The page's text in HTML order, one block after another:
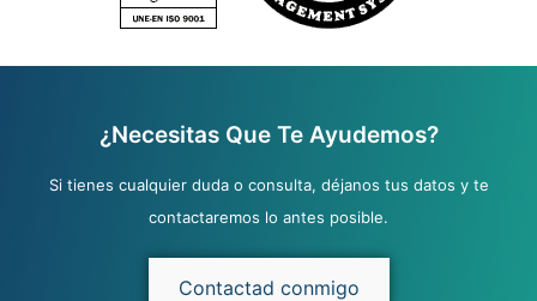
¿Necesitas Que Te Ayudemos?
Si tienes cualquier duda o consulta, déjanos tus datos y te
contactaremos lo antes posible.
Contactad conmigo